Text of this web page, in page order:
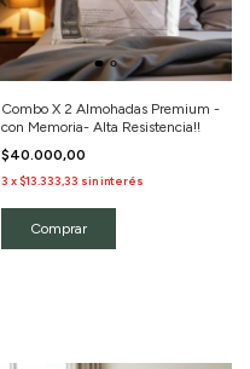
Combo X 2 Almohadas Premium -
con Memoria- Alta Resistencia!!
$40.000,00
3 x$13.333,33 sin interés